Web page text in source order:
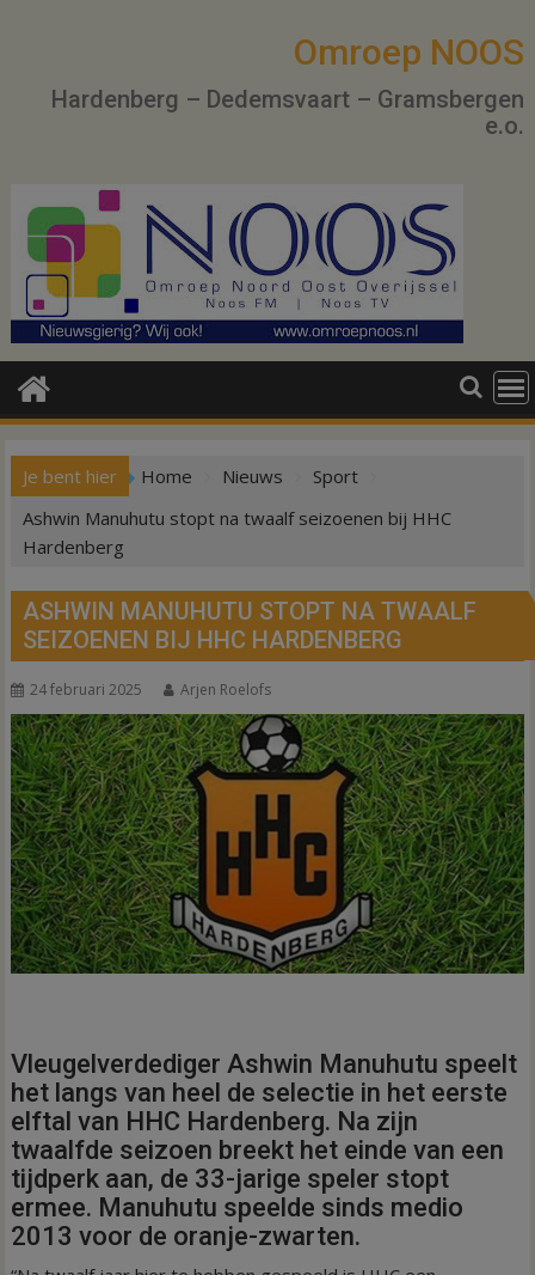
Omroep NOOS
Hardenberg – Dedemsvaart – Gramsbergen
e.o.
Je bent hier Home Nieuws
Sport
Ashwin Manuhutu stopt na twaalf seizoenen bij HHC
Hardenberg
ASHWIN MANUHUTU STOPT NA TWAALF
SEIZOENEN BIJ HHC HARDENBERG
24 februari 2025 Arjen Roelofs
Vleugelverdediger Ashwin Manuhutu speelt
het langs van heel de selectie in het eerste
elftal van HHC Hardenberg. Na zijn
twaalfde seizoen breekt het einde van een
tijdperk aan, de 33-jarige speler stopt
ermee. Manuhutu speelde sinds medio
2013 voor de oranje-zwarten.